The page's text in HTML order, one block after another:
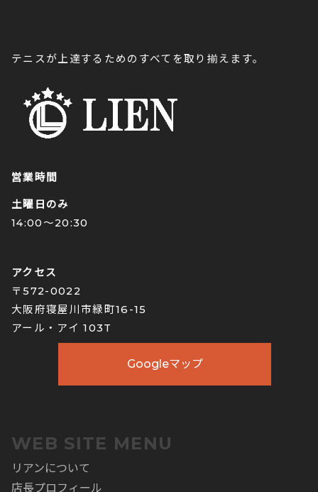
テニスが上達するためのすべてを取り揃えます。
営業時間
土曜日のみ
14:00〜20:30
アクセス
〒572-0022
大阪府寝屋川市緑町16-15
アール・アイ 103T
Googleマップ
WEB SITE MENU
リアンについて
店長プロフィール